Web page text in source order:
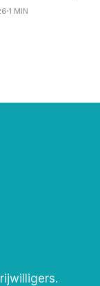
uur is de
1 MIN